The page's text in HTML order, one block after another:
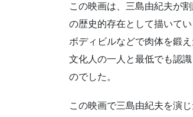
この映画は、三島由紀夫が
の歴史的存在として描いて
ボディビルなどで肉体を鍛
文化人の一人と最低でも認
のでした。
この映画で三島由紀夫を演